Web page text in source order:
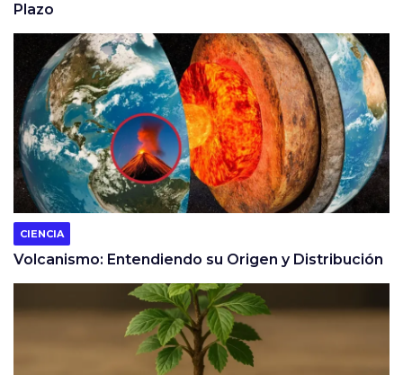
Plazo
CIENCIA
Volcanismo: Entendiendo su Origen y Distribución